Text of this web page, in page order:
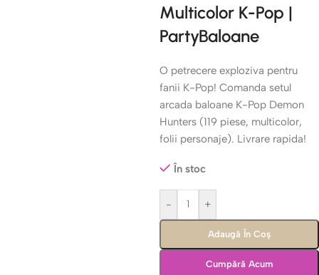
Multicolor K-Pop |
PartyBaloane
O petrecere exploziva pentru
fanii K-Pop! Comanda setul
arcada baloane K-Pop Demon
Hunters (119 piese, multicolor,
folii personaje). Livrare rapida!
În stoc
- +
Adaugă În Coș
Cumpără Acum